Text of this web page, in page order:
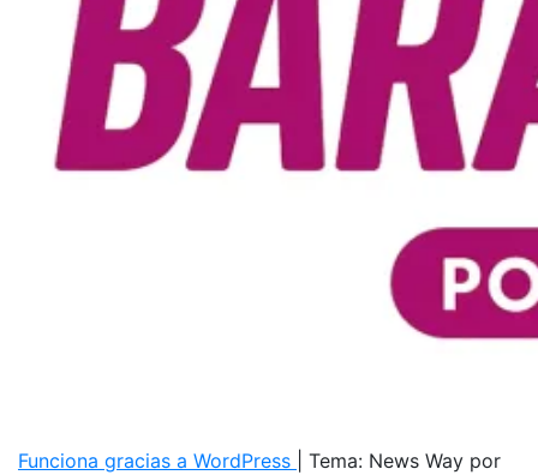
Funciona gracias a WordPress
Tema: News Way por